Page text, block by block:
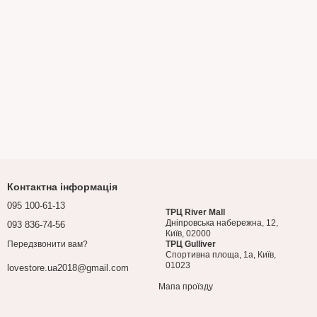
Контактна інформація
095 100-61-13
093 836-74-56
Передзвонити вам?
lovestore.ua2018@gmail.com
ТРЦ River Mall
Дніпровська набережна, 12,
Київ, 02000
ТРЦ Gulliver
Спортивна площа, 1a, Київ,
01023
Мапа проїзду